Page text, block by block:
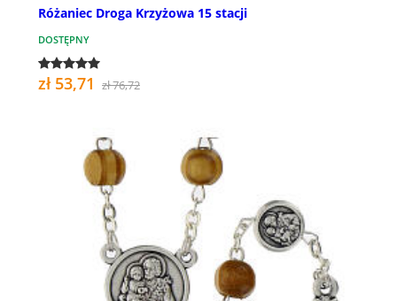
Różaniec Droga Krzyżowa 15 stacji
DOSTĘPNY
zł 53,71 zł 76,72